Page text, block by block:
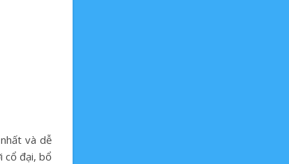
và dễ
cổ đại, bổ